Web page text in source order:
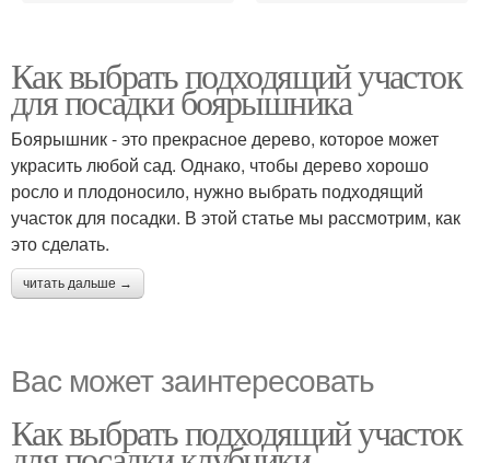
Как выбрать подходящий участок
для посадки боярышника
Боярышник - это прекрасное дерево, которое может
украсить любой сад. Однако, чтобы дерево хорошо
росло и плодоносило, нужно выбрать подходящий
участок для посадки. В этой статье мы рассмотрим, как
это сделать.
читать дальше →
Вас может заинтересовать
Как выбрать подходящий участок